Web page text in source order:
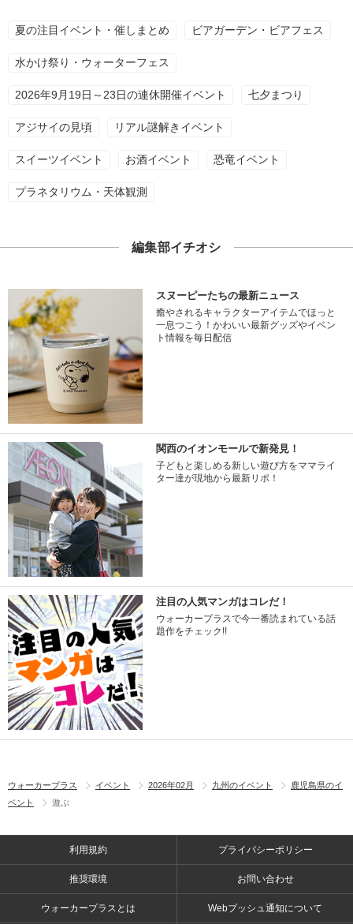
夏の注目イベント・催しまとめ ビアガーデン・ビアフェス
水かけ祭り・ウォーターフェス
2026年9月19日～23日の連休開催イベント 七夕まつり
アジサイの見頃 リアル謎解きイベント
スイーツイベント お酒イベント 恐竜イベント
プラネタリウム・天体観測
編集部イチオシ
スヌーピーたちの最新ニュース
癒やされるキャラクターアイテムでほっと
一息つこう！かわいい最新グッズやイベン
ト情報を毎日配信
関西のイオンモールで新発見！
子どもと楽しめる新しい遊び方をママライ
ター達が現地から最新リポ！
注目の人気マンガはコレだ！
ウォーカープラスで今一番読まれている話
題作をチェック!!
ウォーカープラス イベント 2026年02月 九州のイベント
鹿児島県のイ
ベント
遊ぶ
利用規約 プライバシーポリシー
推奨環境 お問い合わせ
ウォーカープラスとは Webプッシュ通知について